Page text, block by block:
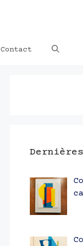
Contact